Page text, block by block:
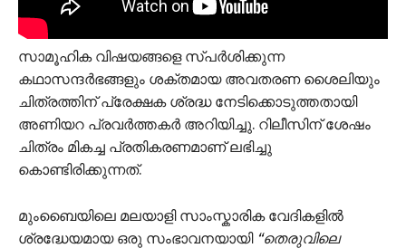
സാമൂഹിക വിഷയങ്ങളെ സ്പർശിക്കുന്ന
കഥാസന്ദർഭങ്ങളും ശക്തമായ അവതരണ ശൈലിയും
ചിത്രത്തിന് പ്രേക്ഷക ശ്രദ്ധ നേടിക്കൊടുത്തതായി
അണിയറ പ്രവർത്തകർ അറിയിച്ചു. റിലീസിന് ശേഷം
ചിത്രം മികച്ച പ്രതികരണമാണ് ലഭിച്ചു
കൊണ്ടിരിക്കുന്നത്.
മുംബൈയിലെ മലയാളി സാംസ്കാരിക വേദികളിൽ
ശ്രദ്ധേയമായ ഒരു സംഭാവനയായി “തെരുവിലെ